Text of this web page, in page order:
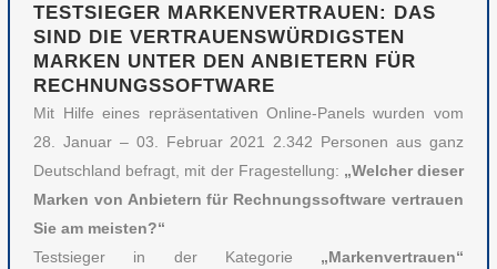
TESTSIEGER MARKENVERTRAUEN: DAS
SIND DIE VERTRAUENSWÜRDIGSTEN
MARKEN UNTER DEN ANBIETERN FÜR
RECHNUNGSSOFTWARE
Mit Hilfe eines repräsentativen Online-Panels wurden vom
28. Januar – 03. Februar 2021 2.342 Personen aus ganz
Deutschland befragt, mit der Fragestellung: „Welcher dieser
Marken von Anbietern für Rechnungssoftware vertrauen
Sie am meisten?“
Testsieger in der Kategorie „Markenvertrauen“